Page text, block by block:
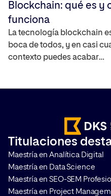
Blockchain: qué es y
funciona
La tecnología blockchain
boca de todos, y en casi
contexto puedes acabar
contamos qué es, cómo
funciona, cuáles son sus
principales características
qué se ha convertido en una
[…]
Titulaciones
Maestría en Analítica Digital
Maestría en Data Science
Maestría en SEO-SEM
Maestría en Project